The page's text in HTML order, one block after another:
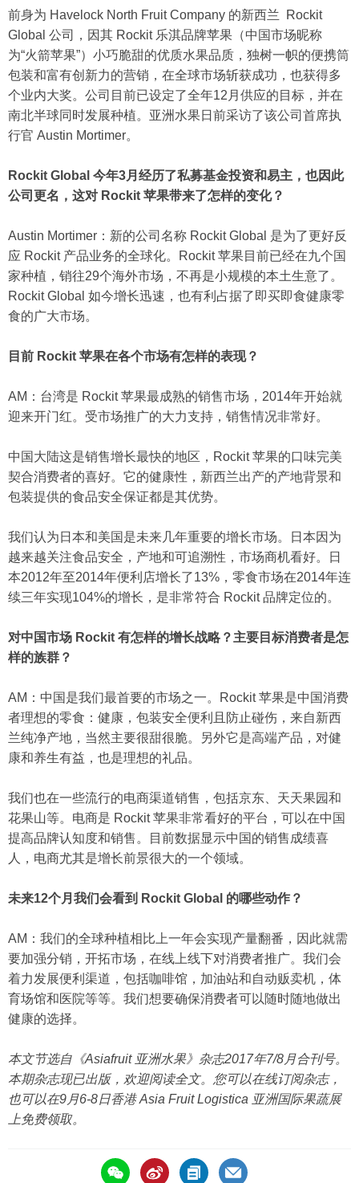
前身为 Havelock North Fruit Company 的新西兰 Rockit
Global 公司，因其 Rockit 乐淇品牌苹果（中国市场昵称
为“火箭苹果”）小巧脆甜的优质水果品质，独树一帜的便携筒
包装和富有创新力的营销，在全球市场斩获成功，也获得多
个业内大奖。公司目前已设定了全年12月供应的目标，并在
南北半球同时发展种植。亚洲水果日前采访了该公司首席执
行官 Austin Mortimer。
Rockit Global 今年3月经历了私募基金投资和易主，也因此
公司更名，这对 Rockit 苹果带来了怎样的变化？
Austin Mortimer：新的公司名称 Rockit Global 是为了更好反
应 Rockit 产品业务的全球化。Rockit 苹果目前已经在九个国
家种植，销往29个海外市场，不再是小规模的本土生意了。
Rockit Global 如今增长迅速，也有利占据了即买即食健康零
食的广大市场。
目前 Rockit 苹果在各个市场有怎样的表现？
AM：台湾是 Rockit 苹果最成熟的销售市场，2014年开始就
迎来开门红。受市场推广的大力支持，销售情况非常好。
中国大陆这是销售增长最快的地区，Rockit 苹果的口味完美
契合消费者的喜好。它的健康性，新西兰出产的产地背景和
包装提供的食品安全保证都是其优势。
我们认为日本和美国是未来几年重要的增长市场。日本因为
越来越关注食品安全，产地和可追溯性，市场商机看好。日
本2012年至2014年便利店增长了13%，零食市场在2014年连
续三年实现104%的增长，是非常符合 Rockit 品牌定位的。
对中国市场 Rockit 有怎样的增长战略？主要目标消费者是怎
样的族群？
AM：中国是我们最首要的市场之一。Rockit 苹果是中国消费
者理想的零食：健康，包装安全便利且防止碰伤，来自新西
兰纯净产地，当然主要很甜很脆。另外它是高端产品，对健
康和养生有益，也是理想的礼品。
我们也在一些流行的电商渠道销售，包括京东、天天果园和
花果山等。电商是 Rockit 苹果非常看好的平台，可以在中国
提高品牌认知度和销售。目前数据显示中国的销售成绩喜
人，电商尤其是增长前景很大的一个领域。
未来12个月我们会看到 Rockit Global 的哪些动作？
AM：我们的全球种植相比上一年会实现产量翻番，因此就需
要加强分销，开拓市场，在线上线下对消费者推广。我们会
着力发展便利渠道，包括咖啡馆，加油站和自动贩卖机，体
育场馆和医院等等。我们想要确保消费者可以随时随地做出
健康的选择。
本文节选自《Asiafruit 亚洲水果》杂志2017年7/8月合刊号。
本期杂志现已出版，欢迎阅读全文。您可以在线订阅杂志，
也可以在9月6-8日香港 Asia Fruit Logistica 亚洲国际果蔬展
上免费领取。